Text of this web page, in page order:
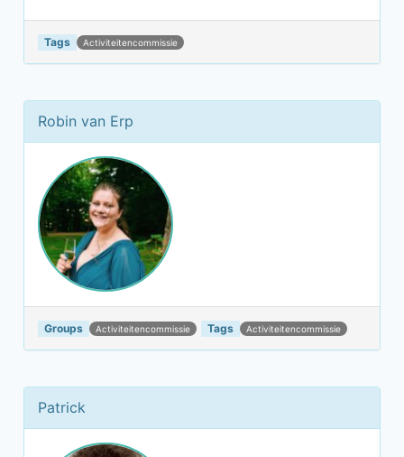
Tags Activiteitencommissie
Robin van Erp
Groups Activiteitencommissie Tags Activiteitencommissie
Patrick